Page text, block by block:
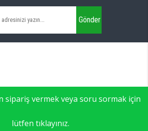
Gönder
sipariş vermek veya soru sormak için
lütfen tıklayınız.